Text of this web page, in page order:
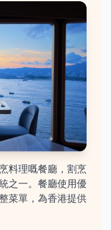
料理嘅餐廳，割烹
之一。餐廳使用優
菜單，為香港提供